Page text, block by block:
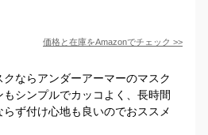
価格と在庫をAmazonでチェック >>
ならアンダーアーマーのマスク
シンプルでカッコよく、長時間
ず付け心地も良いのでおススメ